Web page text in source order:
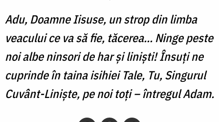
Adu, Doamne Iisuse, un strop din limba
veacului ce va să fie, tăcerea... Ninge peste
noi albe ninsori de har și liniști! Însuți ne
cuprinde în taina isihiei Tale, Tu, Singurul
Cuvânt-Liniște, pe noi toți – întregul Adam.